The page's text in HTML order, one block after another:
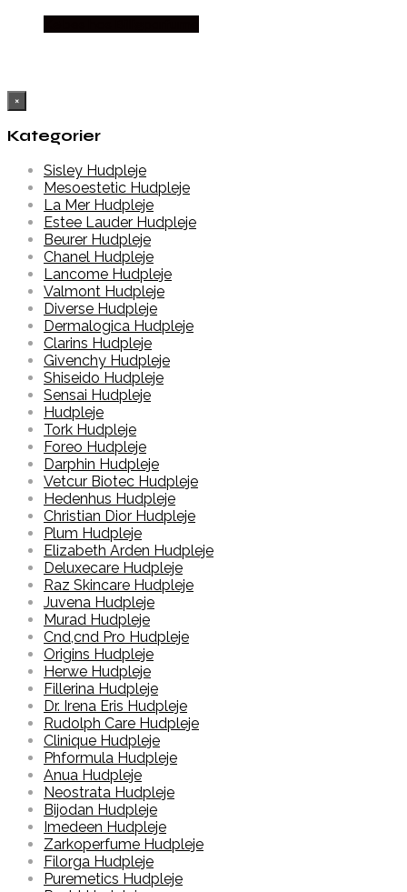
×
Kategorier
Sisley Hudpleje
Mesoestetic Hudpleje
La Mer Hudpleje
Estee Lauder Hudpleje
Beurer Hudpleje
Chanel Hudpleje
Lancome Hudpleje
Valmont Hudpleje
Diverse Hudpleje
Dermalogica Hudpleje
Clarins Hudpleje
Givenchy Hudpleje
Shiseido Hudpleje
Sensai Hudpleje
Hudpleje
Tork Hudpleje
Foreo Hudpleje
Darphin Hudpleje
Vetcur Biotec Hudpleje
Hedenhus Hudpleje
Christian Dior Hudpleje
Plum Hudpleje
Elizabeth Arden Hudpleje
Deluxecare Hudpleje
Raz Skincare Hudpleje
Juvena Hudpleje
Murad Hudpleje
Cnd,cnd Pro Hudpleje
Origins Hudpleje
Herwe Hudpleje
Fillerina Hudpleje
Dr. Irena Eris Hudpleje
Rudolph Care Hudpleje
Clinique Hudpleje
Phformula Hudpleje
Anua Hudpleje
Neostrata Hudpleje
Bijodan Hudpleje
Imedeen Hudpleje
Zarkoperfume Hudpleje
Filorga Hudpleje
Puremetics Hudpleje